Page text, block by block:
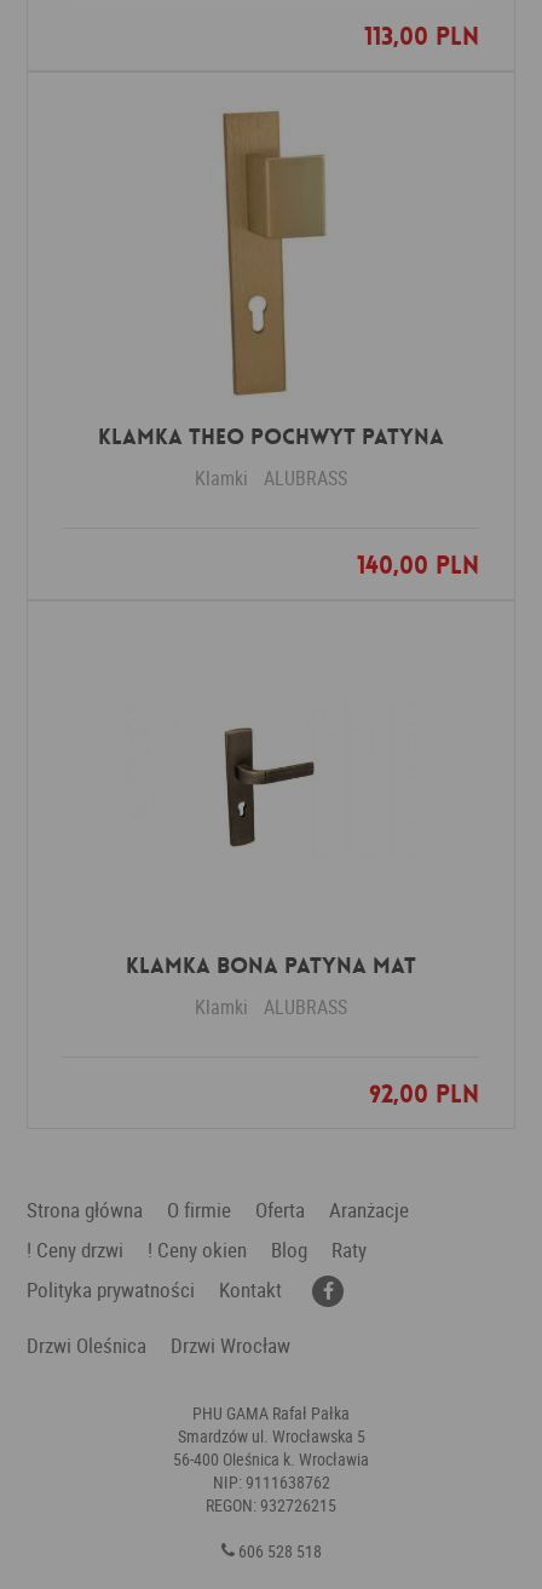
113,00 PLN
Dodaj do ulubionych
Klamka THEO POCHWYT patyna
Klamki ALUBRASS
140,00 PLN
Dodaj do ulubionych
Klamka BONA patyna mat
Klamki ALUBRASS
92,00 PLN
Dodaj do ulubionych
Strona główna O firmie Oferta
Aranżacje
! Ceny drzwi
! Ceny okien Blog
Raty
Polityka prywatności
Kontakt
Drzwi Oleśnica
Drzwi Wrocław
PHU GAMA Rafał Pałka
Smardzów ul. Wrocławska 5
56-400 Oleśnica k. Wrocławia
NIP: 9111638762
REGON: 932726215
606 528 518